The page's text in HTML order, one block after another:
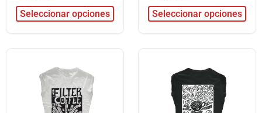
Seleccionar opciones Seleccionar opciones